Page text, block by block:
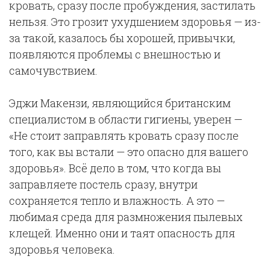
кровать, сразу после пробуждения, застилать
нельзя. Это грозит ухудшением здоровья — из-
за такой, казалось бы хорошей, привычки,
появляются проблемы с внешностью и
самочувствием.
Эджи Макензи, являющийся британским
специалистом в области гигиены, уверен —
«Не стоит заправлять кровать сразу после
того, как вы встали — это опасно для вашего
здоровья». Всё дело в том, что когда вы
заправляете постель сразу, внутри
сохраняется тепло и влажность. А это —
любимая среда для размножения пылевых
клещей. Именно они и таят опасность для
здоровья человека.